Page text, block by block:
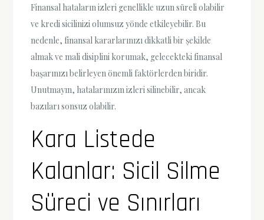
Finansal hataların izleri genellikle uzun süreli olabilir
ve kredi sicilinizi olumsuz yönde etkileyebilir. Bu
nedenle, finansal kararlarınızı dikkatli bir şekilde
almak ve mali disiplini korumak, gelecekteki finansal
başarınızı belirleyen önemli faktörlerden biridir.
Unutmayın, hatalarınızın izleri silinebilir, ancak
bazıları sonsuz olabilir.
Kara Listede
Kalanlar: Sicil Silme
Süreci ve Sınırları